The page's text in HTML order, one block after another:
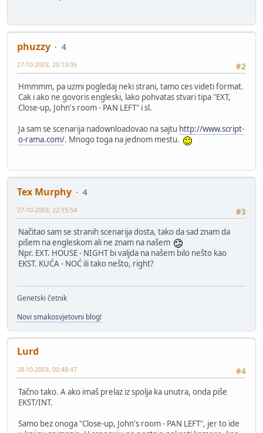
phuzzy
4
#2
27-10-2003, 20:13:05
Hmmmm, pa uzmi pogledaj neki strani, tamo ces videti format.
Cak i ako ne govoris engleski, lako pohvatas stvari tipa "EXT,
Close-up, John's room - PAN LEFT" i sl.
Ja sam se scenarija nadownloadovao na sajtu http://www.script-
o-rama.com/. Mnogo toga na jednom mestu.
Tex Murphy
4
#3
27-10-2003, 22:15:54
Načitao sam se stranih scenarija dosta, tako da sad znam da
pišem na engleskom ali ne znam na našem
Npr. EXT. HOUSE - NIGHT bi valjda na našem bilo nešto kao
EKST. KUĆA - NOĆ ili tako nešto, right?
Genetski četnik
Novi smakosvjetovni blog!
Lurd
#4
28-10-2003, 00:48:47
Tačno tako. A ako imaš prelaz iz spolja ka unutra, onda piše
EKST/INT.
Samo bez onoga "Close-up, John's room - PAN LEFT", jer to ide